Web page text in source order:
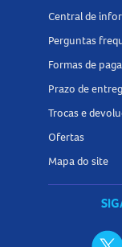
Central de
Perguntas
Formas de
Prazo de
Trocas e
Ofertas
Mapa do site